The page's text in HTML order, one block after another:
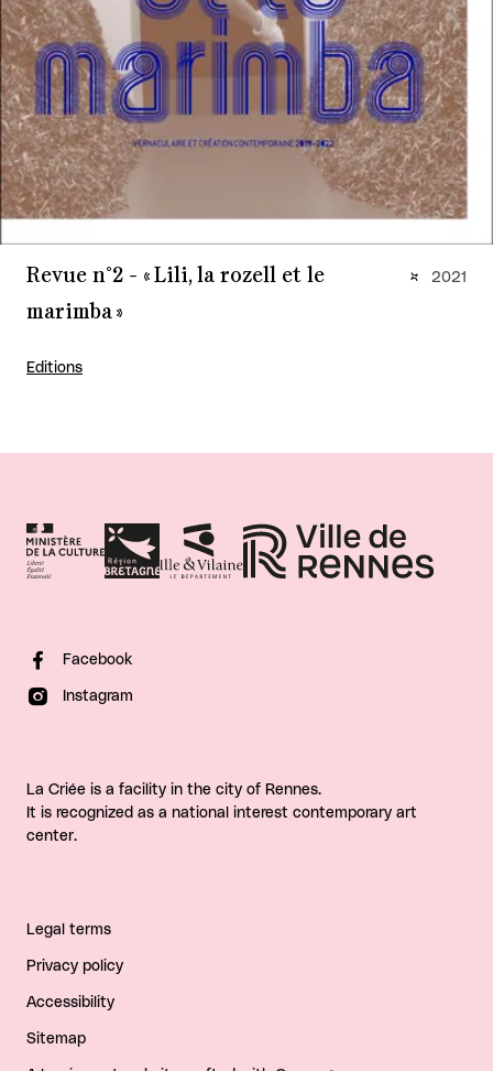
Revue n°2 - « Lili, la rozell et le
marimba »
Editions
2021
Facebook
Instagram
La Criée is a facility in the city of Rennes.
It is recognized as a national interest contemporary art
center.
Legal terms
Privacy policy
Accessibility
Sitemap